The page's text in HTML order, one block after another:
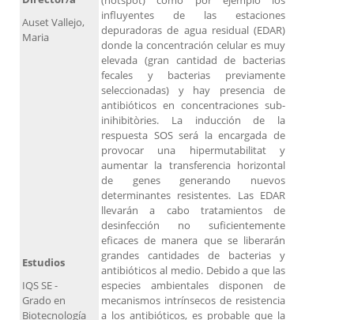
influyentes de las estaciones
depuradoras de agua residual (EDAR)
donde la concentración celular es muy
elevada (gran cantidad de bacterias
fecales y bacterias previamente
seleccionadas) y hay presencia de
antibióticos en concentraciones sub-
inihibitòries. La inducción de la
respuesta SOS será la encargada de
provocar una hipermutabilitat y
aumentar la transferencia horizontal
de genes generando nuevos
determinantes resistentes. Las EDAR
llevarán a cabo tratamientos de
desinfección no suficientemente
eficaces de manera que se liberarán
grandes cantidades de bacterias y
antibióticos al medio. Debido a que las
especies ambientales disponen de
mecanismos intrínsecos de resistencia
a los antibióticos, es probable que la
Auset Vallejo,
Maria
Estudios
IQS SE -
Grado en
Biotecnología